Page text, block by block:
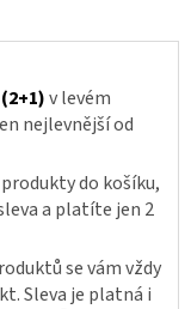
(2+1)v levém
nejlevnější od
do košíku,
a platíte jen 2
se vám vždy
Sleva je platná i